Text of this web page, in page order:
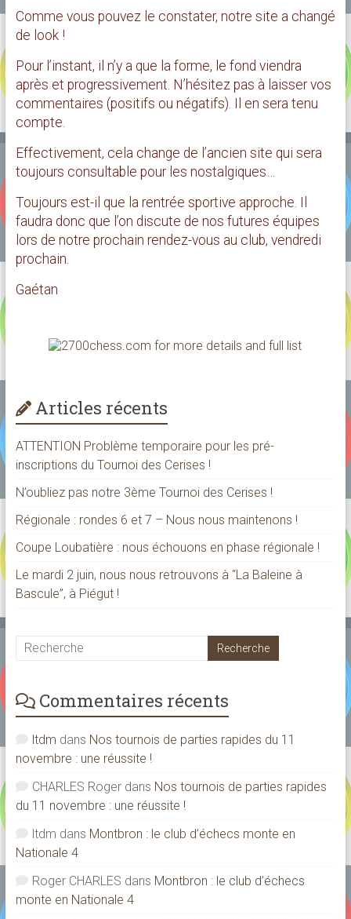
Comme vous pouvez le constater, notre site a changé
de look !
Pour l’instant, il n’y a que la forme, le fond viendra
après et progressivement. N’hésitez pas à laisser vos
commentaires (positifs ou négatifs). Il en sera tenu
compte.
Effectivement, cela change de l’ancien site qui sera
toujours consultable pour les nostalgiques…
Toujours est-il que la rentrée sportive approche. Il
faudra donc que l’on discute de nos futures équipes
lors de notre prochain rendez-vous au club, vendredi
prochain.
Gaétan
Articles récents
ATTENTION Problème temporaire pour les pré-
inscriptions du Tournoi des Cerises !
N’oubliez pas notre 3ème Tournoi des Cerises !
Régionale : rondes 6 et 7 – Nous nous maintenons !
Coupe Loubatière : nous échouons en phase régionale !
Le mardi 2 juin, nous nous retrouvons à “La Baleine à
Bascule”, à Piégut !
Commentaires récents
ltdm dans Nos tournois de parties rapides du 11
novembre : une réussite !
CHARLES Rogerdans Nos tournois de parties rapides
du 11 novembre : une réussite !
ltdm dans Montbron : le club d’échecs monte en
Nationale 4
Roger CHARLES dans Montbron : le club d’échecs
monte en Nationale 4